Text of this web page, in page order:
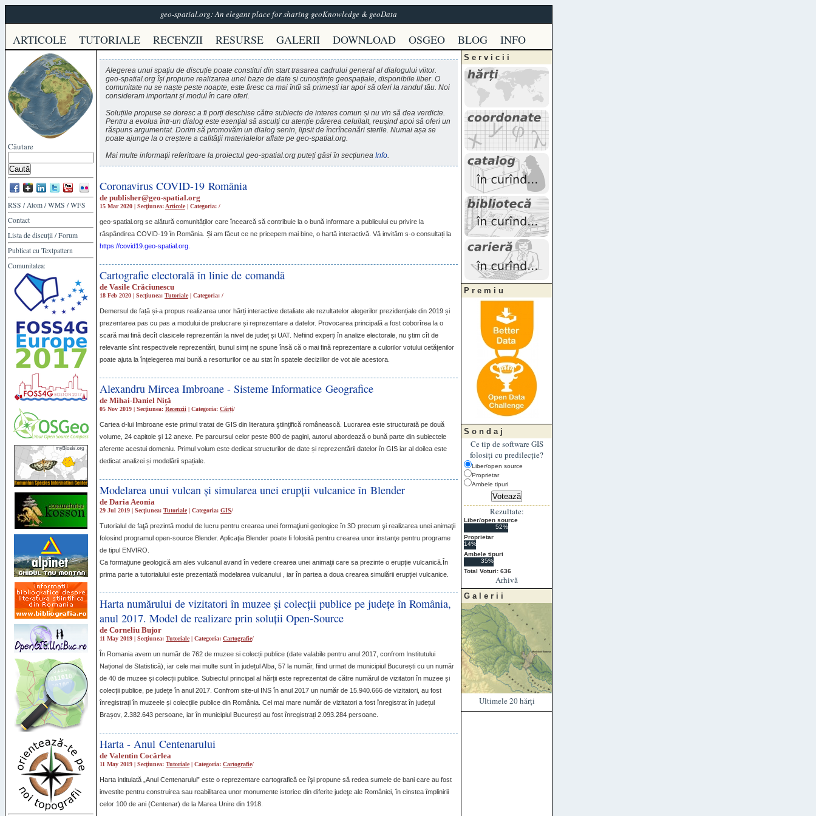
geo-spatial.org: An elegant place for sharing geoKnowledge & geoData
ARTICOLE TUTORIALE RECENZII RESURSE GALERII DOWNLOAD OSGEO BLOG INFO
Căutare
RSS /Atom /WMS /WFS
Contact
Lista de discuții /Forum
Publicat cu Textpattern
Comunitatea:
Alegerea unui spațiu de discuție poate constitui din start trasarea cadrului general al dialogului viitor.
geo-spatial.org își propune realizarea unei baze de date și cunoștințe geospațiale, disponibile liber. O
comunitate nu se naște peste noapte, este firesc ca mai întîi să primești iar apoi să oferi la randul tău. Noi
consideram important și modul în care oferi.
Soluțiile propuse se doresc a fi porți deschise către subiecte de interes comun și nu vin să dea verdicte.
Pentru a evolua într-un dialog este esențial să asculți cu atenție părerea celuilalt, reușind apoi să oferi un
răspuns argumentat. Dorim să promovăm un dialog senin, lipsit de încrîncenări sterile. Numai așa se
poate ajunge la o creștere a calității materialelor aflate pe geo-spatial.org.
Mai multe informații referitoare la proiectul geo-spatial.org puteți găsi în secțiunea Info.
Coronavirus COVID-19 România
de publisher@geo-spatial.org
15 Mar 2020 | Secţiunea: Articole | Categoria: /
geo-spatial.org se alătură comunităților care încearcă să contribuie la o bună informare a publicului cu privire la
răspândirea COVID-19 în România. Și am făcut ce ne pricepem mai bine, o hartă interactivă. Vă invităm s-o consultați la
https://covid19.geo-spatial.org
Cartografie electorală în linie de comandă
de Vasile Crăciunescu
18 Feb 2020 | Secţiunea: Tutoriale | Categoria: /
Demersul de față și-a propus realizarea unor hărți interactive detaliate ale rezultatelor alegerilor prezidențiale din 2019 și
prezentarea pas cu pas a modului de prelucrare și reprezentare a datelor. Provocarea principală a fost coborîrea la o
scară mai fină decît clasicele reprezentări la nivel de județ și UAT. Nefiind experți în analize electorale, nu știm cît de
relevante sînt respectivele reprezentări, bunul simț ne spune însă că o mai fină reprezentare a culorilor votului cetățenilor
poate ajuta la înțelegerea mai bună a resorturilor ce au stat în spatele deciziilor de vot ale acestora.
Alexandru Mircea Imbroane - Sisteme Informatice Geografice
de Mihai-Daniel Niță
05 Nov 2019 | Secţiunea: Recenzii | Categoria: Cărți/
Cartea d-lui Imbroane este primul tratat de GIS din literatura ştiinţifică românească. Lucrarea este structurată pe două
volume, 24 capitole şi 12 anexe. Pe parcursul celor peste 800 de pagini, autorul abordează o bună parte din subiectele
aferente acestui domeniu. Primul volum este dedicat structurilor de date și reprezentării datelor în GIS iar al doilea este
dedicat analizei și modelării spațiale.
Modelarea unui vulcan şi simularea unei erupţii vulcanice în Blender
de Daria Aeonia
29 Jul 2019 | Secţiunea: Tutoriale | Categoria: GIS/
Tutorialul de faţă prezintă modul de lucru pentru crearea unei formaţiuni geologice în 3D precum şi realizarea unei animaţii
folosind programul open-source Blender. Aplicaţia Blender poate fi folosită pentru crearea unor instanţe pentru programe
de tipul ENVIRO
Ca formaţiune geologică am ales vulcanul avand în vedere crearea unei animaţii care sa prezinte o erupţie vulcanică.În
prima parte a tutorialului este prezentată modelarea vulcanului , iar în partea a doua crearea simulării erupţiei vulcanice.
Harta numărului de vizitatori în muzee și colecții publice pe județe în România,
anul 2017. Model de realizare prin soluții Open-Source
de Corneliu Bujor
11 May 2019 | Secţiunea: Tutoriale | Categoria: Cartografie/
În Romania avem un număr de 762 de muzee si colecții publice (date valabile pentru anul 2017, confrom Institutului
Național de Statistică), iar cele mai multe sunt în județul Alba, 57 la număr, fiind urmat de municipiul București cu un număr
de 40 de muzee și colecții publice. Subiectul principal al hărții este reprezentat de către numărul de vizitatori în muzee și
colecții publice, pe județe în anul 2017. Confrom site-ul INS în anul 2017 un număr de 15.940.666 de vizitatori, au fost
înregistrați în muzeele și colecțiile publice din România. Cel mai mare număr de vizitatori a fost înregistrat în județul
Brașov, 2.382.643 persoane, iar în municipiul București au fost înregistrați 2.093.284 persoane.
Harta - Anul Centenarului
de Valentin Cocârlea
11 May 2019 | Secţiunea: Tutoriale | Categoria: Cartografie/
Harta intitulată „Anul Centenarului” este o reprezentare cartografică ce îşi propune să redea sumele de bani care au fost
investite pentru construirea sau reabilitarea unor monumente istorice din diferite judeţe ale României, în cinstea împlinirii
celor 100 de ani (Centenar) de la Marea Unire din 1918.
Servicii
Premiu
Sondaj
Ce tip de software GIS
folosiți cu predilecție?
Liber/open source
Proprietar
Ambele tipuri
Rezultate:
Liber/open source
52%
Proprietar
14%
Ambele tipuri
35%
Total Voturi: 636
Arhivă
Galerii
Ultimele 20 hărți